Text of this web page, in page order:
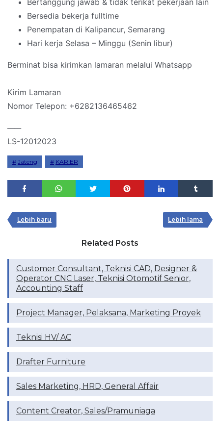
Bertanggung jawab & tidak terikat pekerjaan lain
Bersedia bekerja fulltime
Penempatan di Kalipancur, Semarang
Hari kerja Selasa – Minggu (Senin libur)
Berminat bisa kirimkan lamaran melalui Whatsapp
Kirim Lamaran
Nomor Telepon: +6282136465462
LS-12012023
Jateng KARIER
Lebih baru Lebih lama
Related Posts
Customer Consultant, Teknisi CAD, Designer &
Operator CNC Laser, Teknisi Otomotif Senior,
Accounting Staff
Project Manager, Pelaksana, Marketing Proyek
Teknisi HV/ AC
Drafter Furniture
Sales Marketing, HRD, General Affair
Content Creator, Sales/Pramuniaga